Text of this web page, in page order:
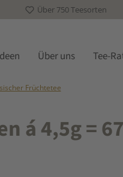
Über 750 Teesorten
Über uns Tee-
Früchtetee
á 4,5g =